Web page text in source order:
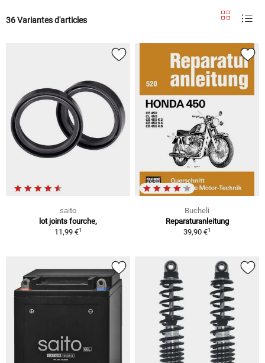
36 Variantes d'articles
saito
lot joints fourche,
11,99 €1
Bucheli
Reparaturanleitung
39,90 €1